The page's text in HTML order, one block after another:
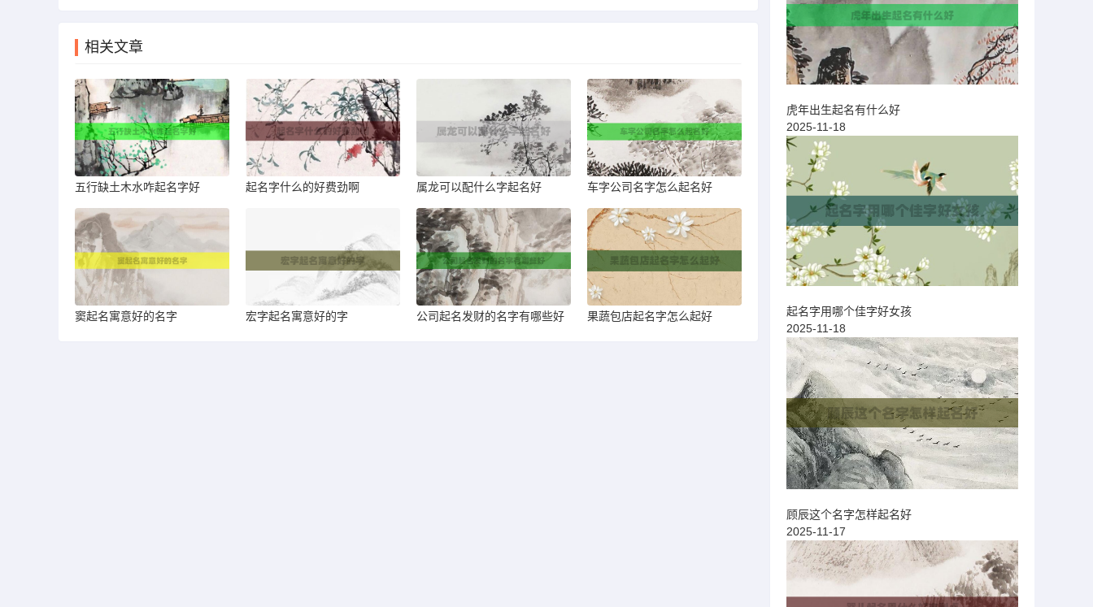
相关文章
五行缺土木水咋起名字好 起名字什么的好费劲啊 属龙可以配什么字起名好 车字公司名字怎么起名好
窦起名寓意好的名字 宏字起名寓意好的字 公司起名发财的名字有哪些好 果蔬包店起名字怎么起好
虎年出生起名有什么好
2025-11-18
起名字用哪个佳字好女孩
2025-11-18
顾辰这个名字怎样起名好
2025-11-17